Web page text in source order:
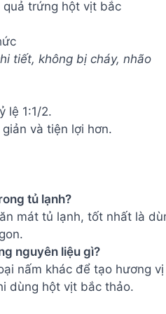
tiết, không bị cháy, nhão
lệ 1:1/2.
và tiện lợi hơn.
tủ lạnh?
mát tủ lạnh, tốt nhất là
nguyên liệu gì?
nấm khác để tạo hương
dùng hột vịt bắc thảo.